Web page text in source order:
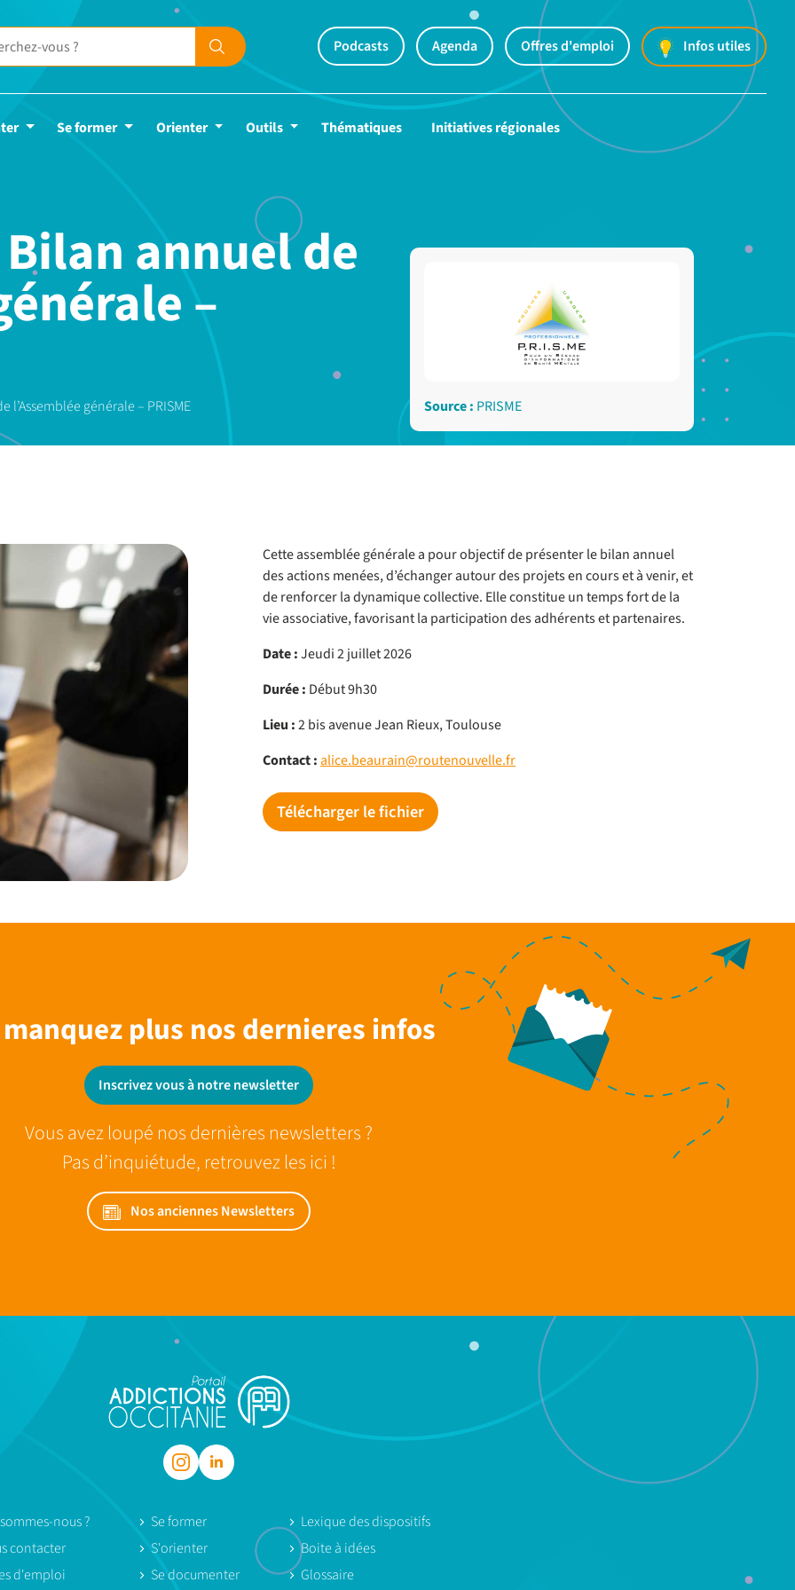
Podcasts Agenda Offres d'emploi Infos utiles
Se former Orienter Outils Thématiques Initiatives régionales
annuel de
–
générale – PRISME Source : PRISME
Cette assemblée générale a pour objectif de présenter le bilan annuel
des actions menées, d’échanger autour des projets en cours et à venir, et
de renforcer la dynamique collective. Elle constitue un temps fort de la
vie associative, favorisant la participation des adhérents et partenaires.
Date :Jeudi 2 juillet 2026
Durée : Début 9h30
Lieu :2 bis avenue Jean Rieux, Toulouse
Contact :alice.beaurain@routenouvelle.fr
Télécharger le fichier
plus nos dernieres infos
Inscrivez vous à notre newsletter
Vous avez loupé nos dernières newsletters ?
Pas d’inquiétude, retrouvez les ici !
Nos anciennes Newsletters
nous ?
contacter
d'emploi
Se former
S'orienter
Se documenter
Lexique des dispositifs
Boite à idées
Glossaire